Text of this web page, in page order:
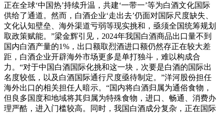
正在全球‘中国热’持续升温，共建‘一带一’等为白酒文化国际
供给了通道。然而，白酒企业‘走出去’仍面对国际尺度缺失、
文化认知壁垒、海外渠道亏弱等现实挑和，亟须全国统筹规划
取政策赋能。”梁金辉引见，2024年我国白酒商品出口量不到
国内白酒产量的1%，出口额取烈酒进口额仍然存正在较大差
距，白酒企业开辟海外市场更多是单打独斗，难以构成合
力。“对于中国白酒国际化挑和这一块，次要是白酒的国际出
名度较低，以及白酒国际通行尺度亟待制定。”洋河股份担任
海外出口的相关担任人暗示。“国内将白酒归属为通俗食物，
但良多国度和地域将其归属为特殊食物，进口、畅通、消费办
理严酷，进入门槛较高。同时，我国白酒成分复杂，正在国际